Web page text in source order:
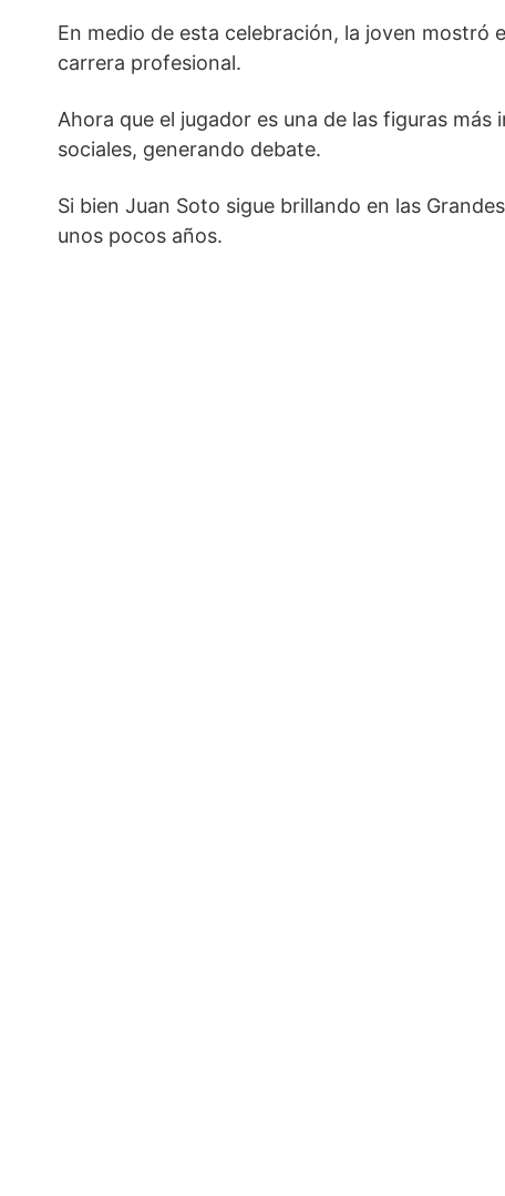
En medio de esta celebración, la joven mostró
carrera profesional.
Ahora que el jugador es una de las figuras
sociales, generando debate.
Si bien Juan Soto sigue brillando en las
unos pocos años.